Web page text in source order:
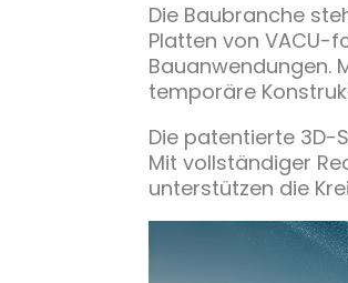
Die Baubranche
Platten von VACU-
Bauanwendungen.
temporäre
Die patentierte 3D-
Mit vollständiger
unterstützen die